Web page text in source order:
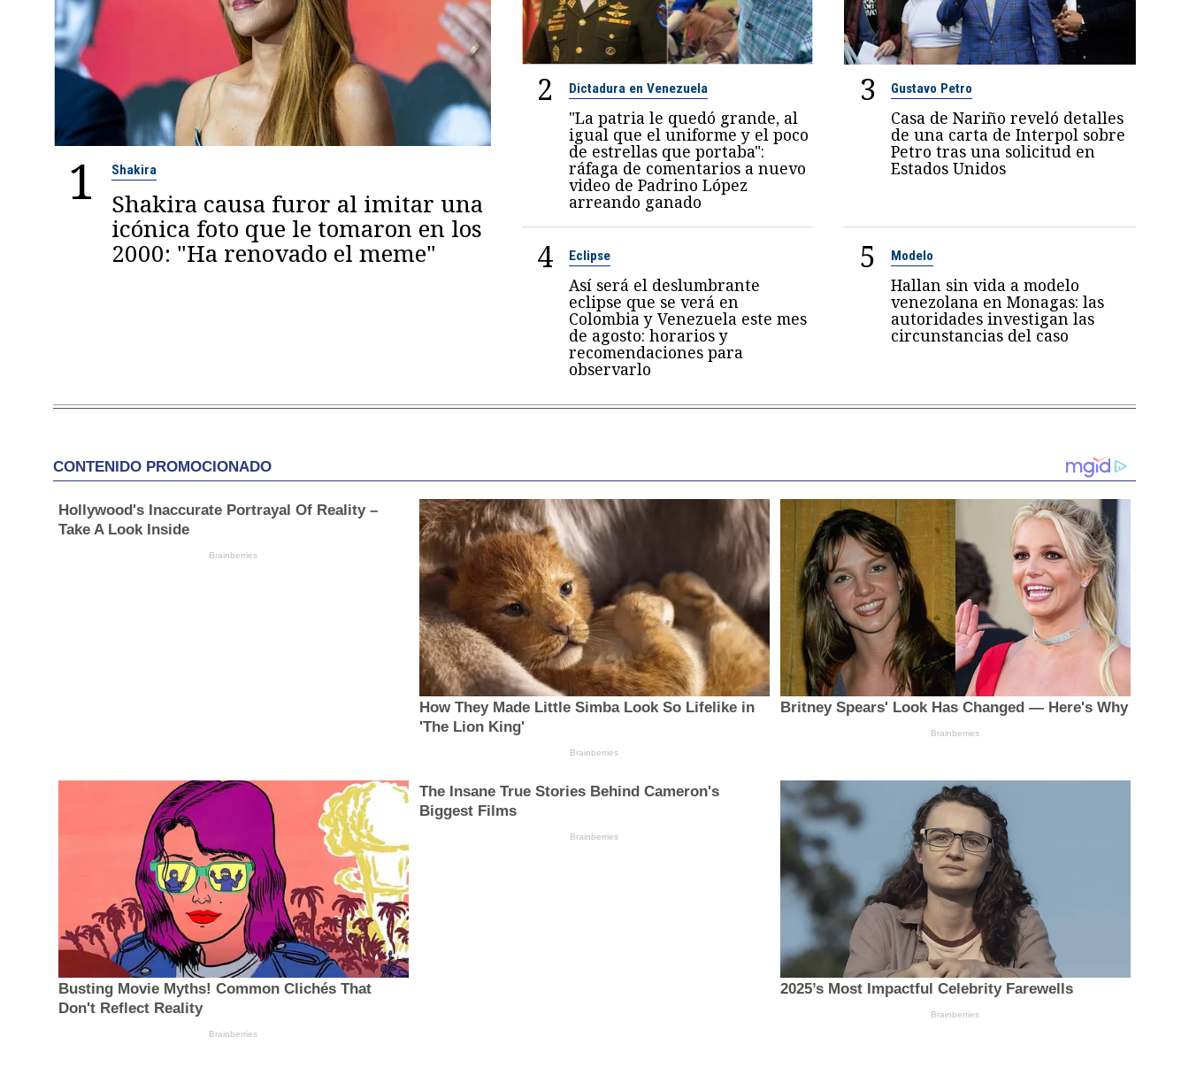
1 Shakira
Shakira causa furor al imitar una
icónica foto que le tomaron en los
2000: "Ha renovado el meme"
2 Dictadura en Venezuela
"La patria le quedó grande, al
igual que el uniforme y el poco
de estrellas que portaba":
ráfaga de comentarios a nuevo
video de Padrino López
arreando ganado
3 Gustavo Petro
Casa de Nariño reveló detalles
de una carta de Interpol sobre
Petro tras una solicitud en
Estados Unidos
4 Eclipse
Así será el deslumbrante
eclipse que se verá en
Colombia y Venezuela este mes
de agosto: horarios y
recomendaciones para
observarlo
5 Modelo
Hallan sin vida a modelo
venezolana en Monagas: las
autoridades investigan las
circunstancias del caso